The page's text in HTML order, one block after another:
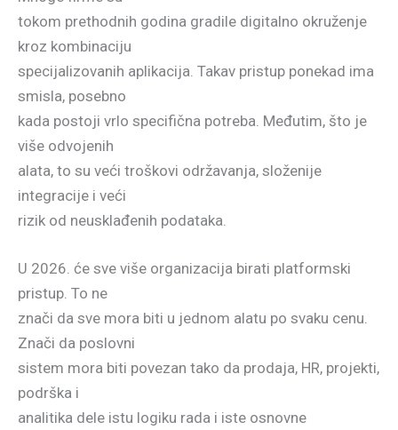
tokom prethodnih godina gradile digitalno okruženje
kroz kombinaciju
specijalizovanih aplikacija. Takav pristup ponekad ima
smisla, posebno
kada postoji vrlo specifična potreba. Međutim, što je
više odvojenih
alata, to su veći troškovi održavanja, složenije
integracije i veći
rizik od neusklađenih podataka.
U 2026. će sve više organizacija birati platformski
pristup. To ne
znači da sve mora biti u jednom alatu po svaku cenu.
Znači da poslovni
sistem mora biti povezan tako da prodaja, HR, projekti,
podrška i
analitika dele istu logiku rada i iste osnovne